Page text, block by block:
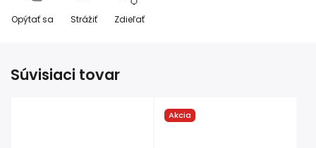
Opýtať sa Strážiť Zdieľať
Súvisiaci tovar
Akcia